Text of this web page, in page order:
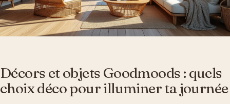
Décors et objets Goodmoods : quels
choix déco pour illuminer ta journée